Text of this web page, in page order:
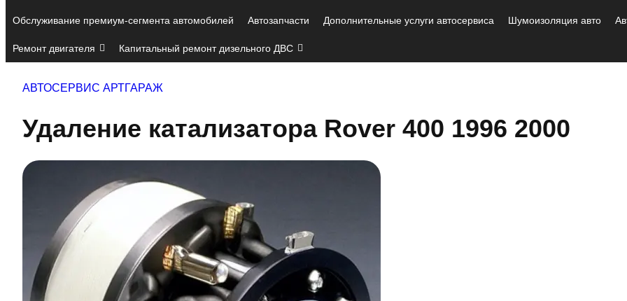
Обслуживание премиум-сегмента автомобилей Автозапчасти Дополнительные услуги автосервиса Шумоизоляция авто
Ремонт двигателя Капитальный ремонт дизельного ДВС
АВТОСЕРВИС АРТГАРАЖ
Удаление катализатора Rover 400 1996 2000